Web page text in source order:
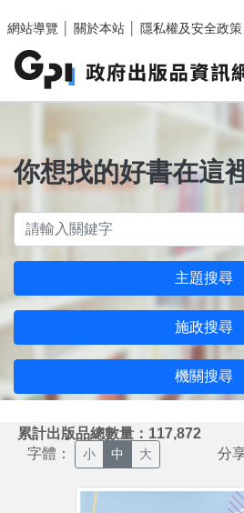
網站導覽
關於本站 隱私權及安全政策
你想找的好書在這
主題搜尋
施政搜尋
機關搜尋
累計出版品總數量：117,872
字體： 小 中 大 分